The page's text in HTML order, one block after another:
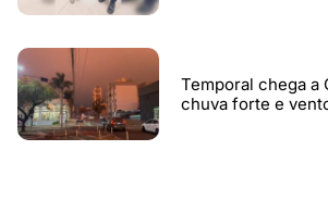
Temporal chega a
chuva forte e